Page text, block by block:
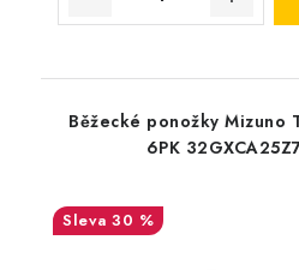
Běžecké ponožky Mizuno
6PK
30 %